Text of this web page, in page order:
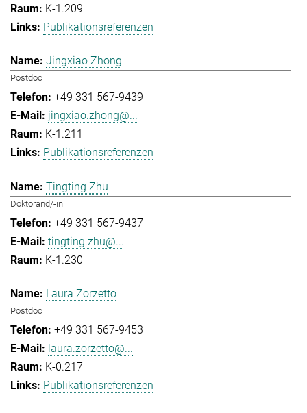
K-1.209
Publikationsreferenzen
Jingxiao Zhong
Postdoc
+49 331 567-9439
jingxiao.zhong@...
K-1.211
Publikationsreferenzen
Tingting Zhu
Doktorand/-in
+49 331 567-9437
tingting.zhu@...
K-1.230
Laura Zorzetto
Postdoc
+49 331 567-9453
laura.zorzetto@...
K-0.217
Publikationsreferenzen